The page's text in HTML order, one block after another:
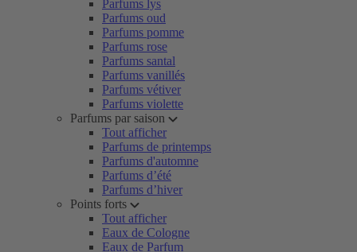
Parfums lys
Parfums oud
Parfums pomme
Parfums rose
Parfums santal
Parfums vanillés
Parfums vétiver
Parfums violette
Parfums par saison
Tout afficher
Parfums de printemps
Parfums d'automne
Parfums d’été
Parfums d’hiver
Points forts
Tout afficher
Eaux de Cologne
Eaux de Parfum